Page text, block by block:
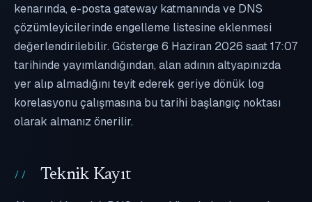
kenarında, e-posta gateway katmanında ve DNS
çözümleyicilerinde engelleme listesine eklenmesi
değerlendirilebilir. Gösterge 6 Haziran 2026 saat 17:07
tarihinde yayımlandığından, alan adının altyapınızda
yer alıp almadığını teyit ederek geriye dönük log
korelasyonu çalışmasına bu tarihi başlangıç noktası
olarak almanız önerilir.
Teknik Kayıt